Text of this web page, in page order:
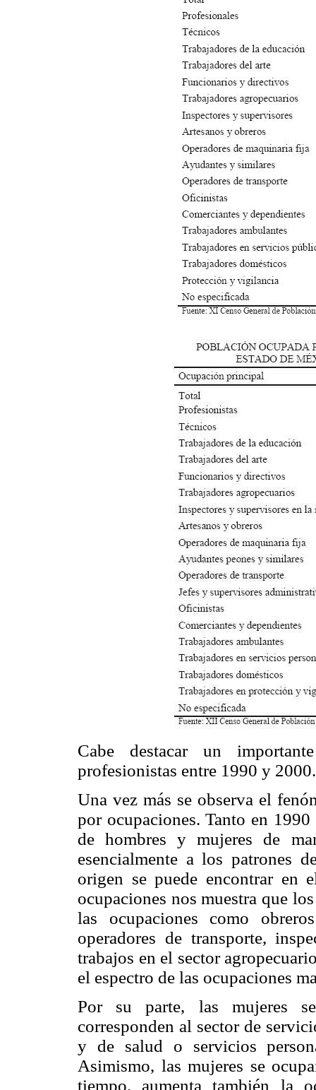
Cabe destacar un
profesionistas entre 1990 y 2000.
Una vez más se observa el
por ocupaciones. Tanto en
de hombres y mujeres de
esencialmente a los patrones
origen se puede encontrar en
ocupaciones nos muestra que
las ocupaciones como
operadores de transporte,
trabajos en el sector
el espectro de las ocupaciones
Por su parte, las mujeres
corresponden al sector de
y de salud o servicios
Asimismo, las mujeres se
tiempo, aumenta también la